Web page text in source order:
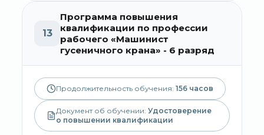
13
Программа повышения
квалификации по профессии
рабочего «Машинист
гусеничного крана» - 6 разряд
Продолжительность обучения: 156 часов
Документ об обучении: Удостоверение
о повышении квалификации